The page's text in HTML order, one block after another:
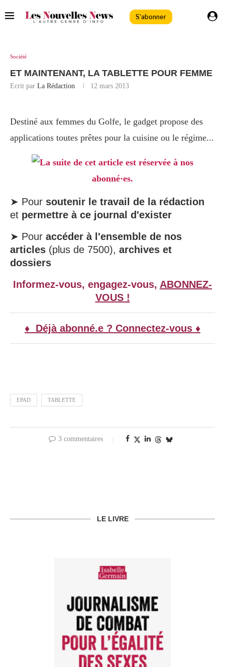
S'abonner
Société
ET MAINTENANT, LA TABLETTE POUR FEMME
Ecrit par La Rédaction 12 mars 2013
Destiné aux femmes du Golfe, le gadget propose des
applications toutes prêtes pour la cuisine ou le régime...
La suite de cet article est réservée à nos
abonné·es.
➤ Pour soutenir le travail de la rédaction
et permettre à ce journal d'exister
➤ Pour accéder à l'ensemble de nos
articles (plus de 7500), archives et
dossiers
Informez-vous, engagez-vous, ABONNEZ-
VOUS !
♦ Déjà abonné.e ? Connectez-vous ♦
EPAD TABLETTE
3 commentaires
LE LIVRE